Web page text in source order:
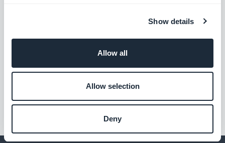
Show details
Allow all
Allow selection
Deny
paiement pour conquérir le marché
autrichien